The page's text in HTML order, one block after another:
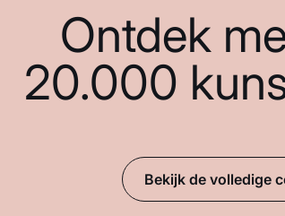
Ontdek
20.000
Bekijk de volledige